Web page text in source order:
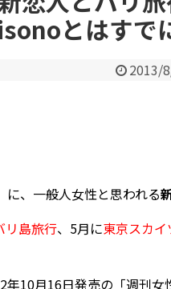
相互RSSとはすで
2013/
に、一般人女性と思われる
リ島旅行、5月に東京スカ
年10月16日発売の「週刊